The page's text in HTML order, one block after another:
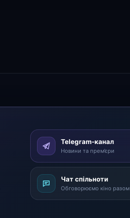
Telegram-канал
Новини та прем’єри
Чат спільноти
Обговорюємо кіно разом